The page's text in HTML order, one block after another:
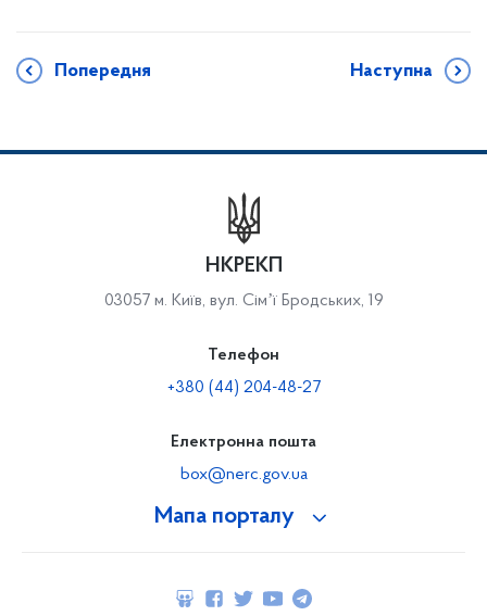
Попередня Наступна
Мапа порталу
НКРЕКП
03057 м. Київ, вул. Сімʼї Бродських, 19
Телефон
+380 (44) 204-48-27
Електронна пошта
box@nerc.gov.ua